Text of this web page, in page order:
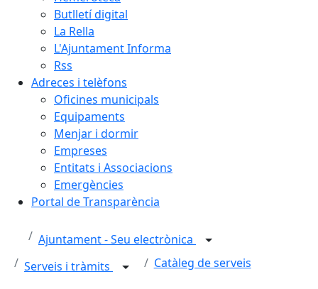
Butlletí digital
La Rella
L'Ajuntament Informa
Rss
Adreces i telèfons
Oficines municipals
Equipaments
Menjar i dormir
Empreses
Entitats i Associacions
Emergències
Portal de Transparència
Ajuntament - Seu electrònica
Serveis i tràmits
Catàleg de serveis